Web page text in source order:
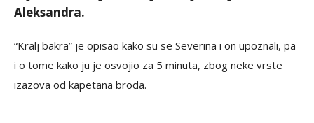
Aleksandra.
“Kralj bakra” je opisao kako su se Severina i on upoznali, pa
i o tome kako ju je osvojio za 5 minuta, zbog neke vrste
izazova od kapetana broda.